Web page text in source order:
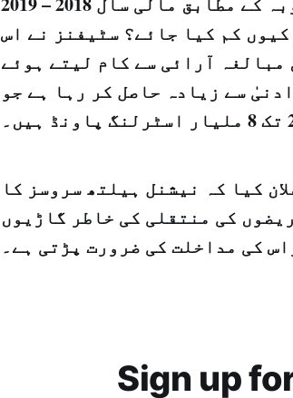
کم کیا جائے؟ سٹیفنز نے اس
آرائی سے کام لیتے ہوئے
سے زیادہ حاصل کر رہا ہے جو
کیا کہ نیشنل ہیلتھ سروسز کا
کی منتقلی کی خاطر گاڑیوں
کی مداخلت کی ضرورت پڑتی ہے۔
Sign up